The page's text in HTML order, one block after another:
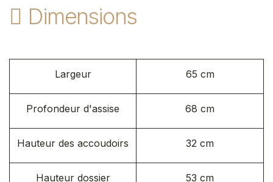
Dimensions
Largeur 65 cm
Profondeur d'assise 68 cm
Hauteur des accoudoirs 32 cm
Hauteur dossier 53 cm